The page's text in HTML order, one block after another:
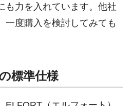
も力を入れています。他社
一度購入を検討してみても
標準仕様